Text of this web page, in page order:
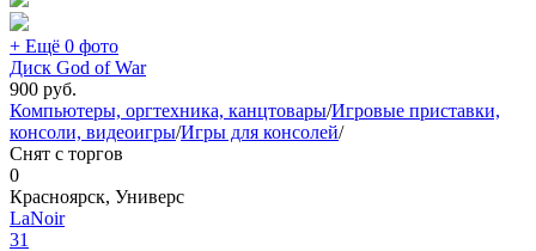
+ Ещё 0 фото
Диск God of War
900 руб.
Компьютеры, оргтехника, канцтовары/Игровые приставки,
консоли, видеоигры/Игры для консолей/
Снят с торгов
0
Красноярск, Универс
LaNoir
31